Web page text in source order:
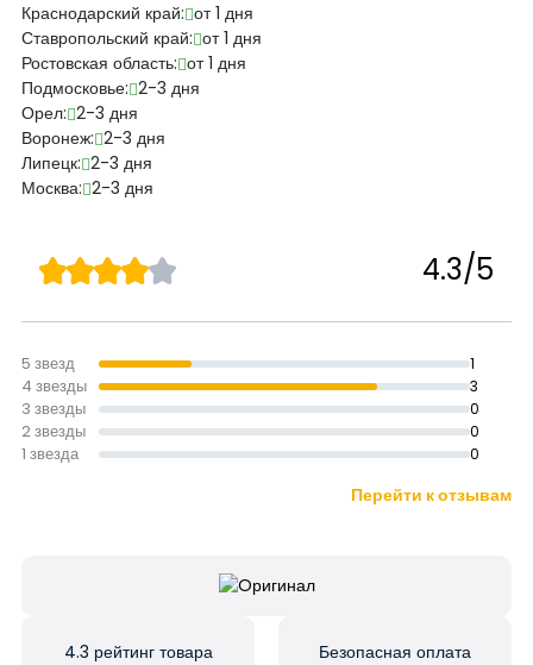
Краснодарский край: от 1 дня
Ставропольский край: от 1 дня
Ростовская область: от 1 дня
Подмосковье: 2-3 дня
Орел: 2-3 дня
Воронеж: 2-3 дня
Липецк: 2-3 дня
Москва: 2-3 дня
4.3/5
5 звезд 1
4 звезды 3
3 звезды 0
2 звезды 0
1 звезда 0
Перейти к отзывам
4.3 рейтинг товара Безопасная оплата